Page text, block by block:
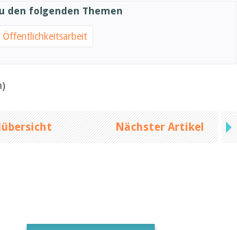
den folgenden Themen
Öffentlichkeitsarbeit
Nächster Artikel